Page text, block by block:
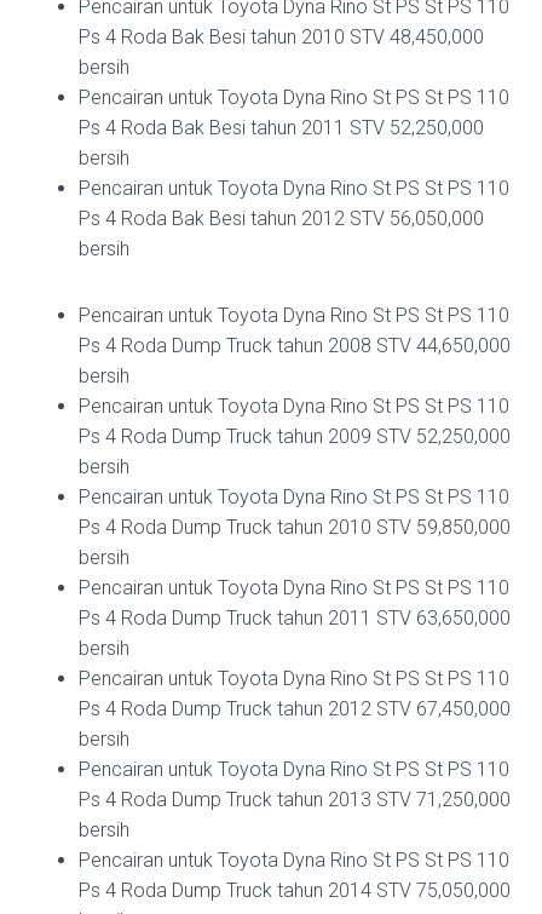
Pencairan untuk Toyota Dyna Rino St PS St PS 110
Ps 4 Roda Bak Besi tahun 2010 STV 48,450,000
bersih
Pencairan untuk Toyota Dyna Rino St PS St PS 110
Ps 4 Roda Bak Besi tahun 2011 STV 52,250,000
bersih
Pencairan untuk Toyota Dyna Rino St PS St PS 110
Ps 4 Roda Bak Besi tahun 2012 STV 56,050,000
bersih
Pencairan untuk Toyota Dyna Rino St PS St PS 110
Ps 4 Roda Dump Truck tahun 2008 STV 44,650,000
bersih
Pencairan untuk Toyota Dyna Rino St PS St PS 110
Ps 4 Roda Dump Truck tahun 2009 STV 52,250,000
bersih
Pencairan untuk Toyota Dyna Rino St PS St PS 110
Ps 4 Roda Dump Truck tahun 2010 STV 59,850,000
bersih
Pencairan untuk Toyota Dyna Rino St PS St PS 110
Ps 4 Roda Dump Truck tahun 2011 STV 63,650,000
bersih
Pencairan untuk Toyota Dyna Rino St PS St PS 110
Ps 4 Roda Dump Truck tahun 2012 STV 67,450,000
bersih
Pencairan untuk Toyota Dyna Rino St PS St PS 110
Ps 4 Roda Dump Truck tahun 2013 STV 71,250,000
bersih
Pencairan untuk Toyota Dyna Rino St PS St PS 110
Ps 4 Roda Dump Truck tahun 2014 STV 75,050,000